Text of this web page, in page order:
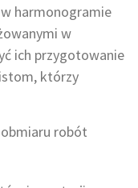
harmonogramie
w
ich przygotowanie
którzy
robót